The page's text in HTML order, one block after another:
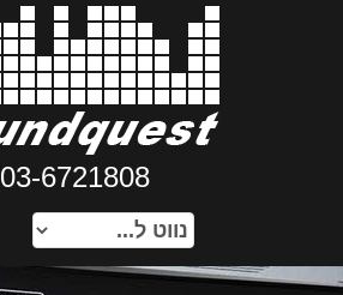
03-6721808